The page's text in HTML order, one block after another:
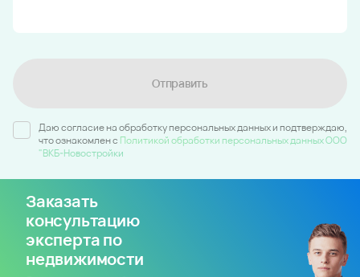
Отправить
Даю согласие на обработку персональных данных и подтверждаю,
что ознакомлен c Политикой обработки персональных данных ООО
"ВКБ-Новостройки
Заказать
консультацию
эксперта по
недвижимости